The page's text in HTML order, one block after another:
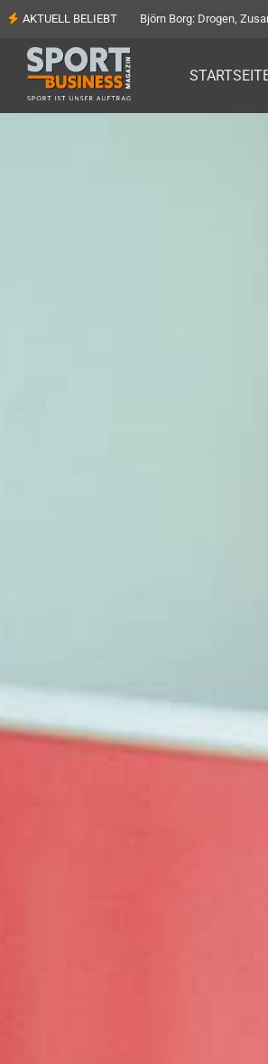
AKTUELL BELIEBT Björn Borg: Drogen,